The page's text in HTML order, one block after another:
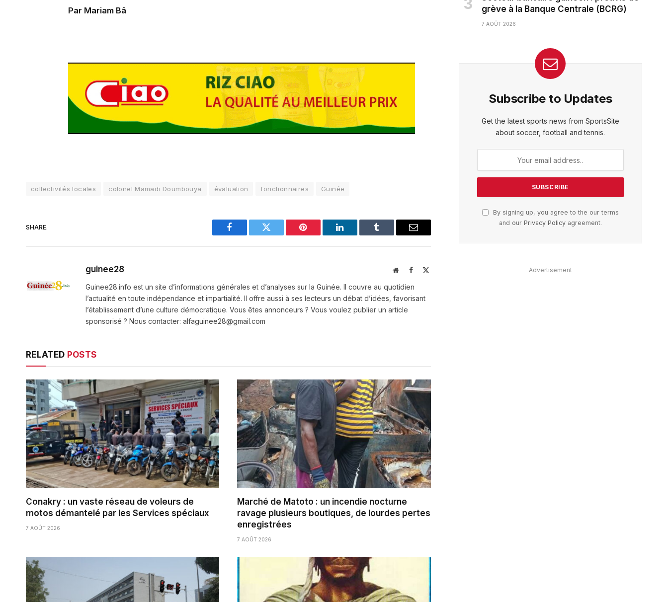
Par Mariam Bâ
collectivités locales colonel Mamadi Doumbouya évaluation fonctionnaires Guinée
SHARE.
Facebook Twitter Pinterest LinkedIn Tumblr Email
guinee28 WebsiteFacebook
X
Guinee28.info est un site d’informations générales et d’analyses sur la Guinée. Il couvre au quotidien
l’actualité en toute indépendance et impartialité. Il offre aussi à ses lecteurs un débat d’idées, favorisant
l’établissement d’une culture démocratique. Vous êtes annonceurs ? Vous voulez publier un article
sponsorisé ? Nous contacter: alfaguinee28@gmail.com
RELATED POSTS
Conakry : un vaste réseau de voleurs de
motos démantelé par les Services spéciaux
7 AOÛT 2026
Marché de Matoto : un incendie nocturne
ravage plusieurs boutiques, de lourdes pertes
enregistrées
7 AOÛT 2026
grève à la Banque Centrale (BCRG)
7 AOÛT 2026
Subscribe to Updates
Get the latest sports news from SportsSite
about soccer, football and tennis.
By signing up, you agree to the our terms
and our Privacy Policyagreement.
Advertisement